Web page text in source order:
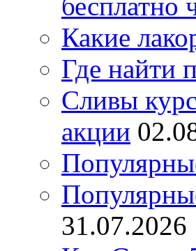
бесплатно
Какие
Где найти
Сливы
акции
31.07.2026